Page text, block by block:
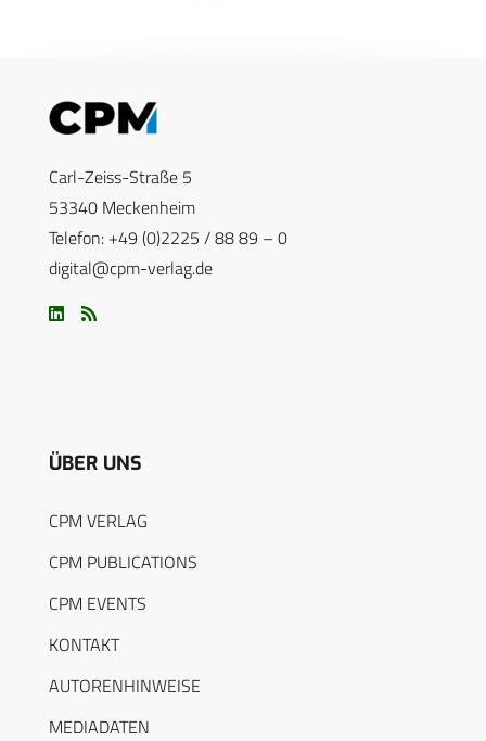
Carl-Zeiss-Straße 5
53340 Meckenheim
Telefon: +49 (0)2225 / 88 89 – 0
digital@cpm-verlag.de
ÜBER UNS
CPM VERLAG
CPM PUBLICATIONS
CPM EVENTS
KONTAKT
AUTORENHINWEISE
MEDIADATEN